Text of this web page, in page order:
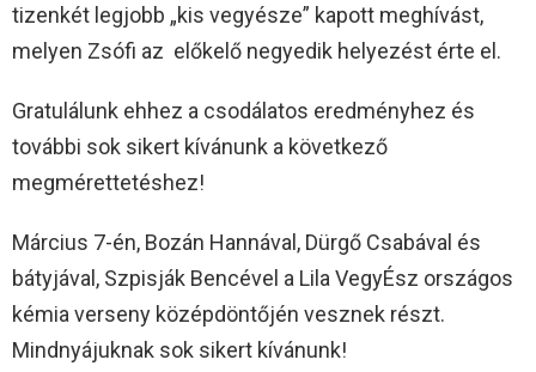
tizenkét legjobb „kis vegyésze” kapott meghívást,
melyen Zsófi az előkelő negyedik helyezést érte el.
Gratulálunk ehhez a csodálatos eredményhez és
további sok sikert kívánunk a következő
megmérettetéshez!
Március 7-én, Bozán Hannával, Dürgő Csabával és
bátyjával, Szpisják Bencével a Lila VegyÉsz országos
kémia verseny középdöntőjén vesznek részt.
Mindnyájuknak sok sikert kívánunk!